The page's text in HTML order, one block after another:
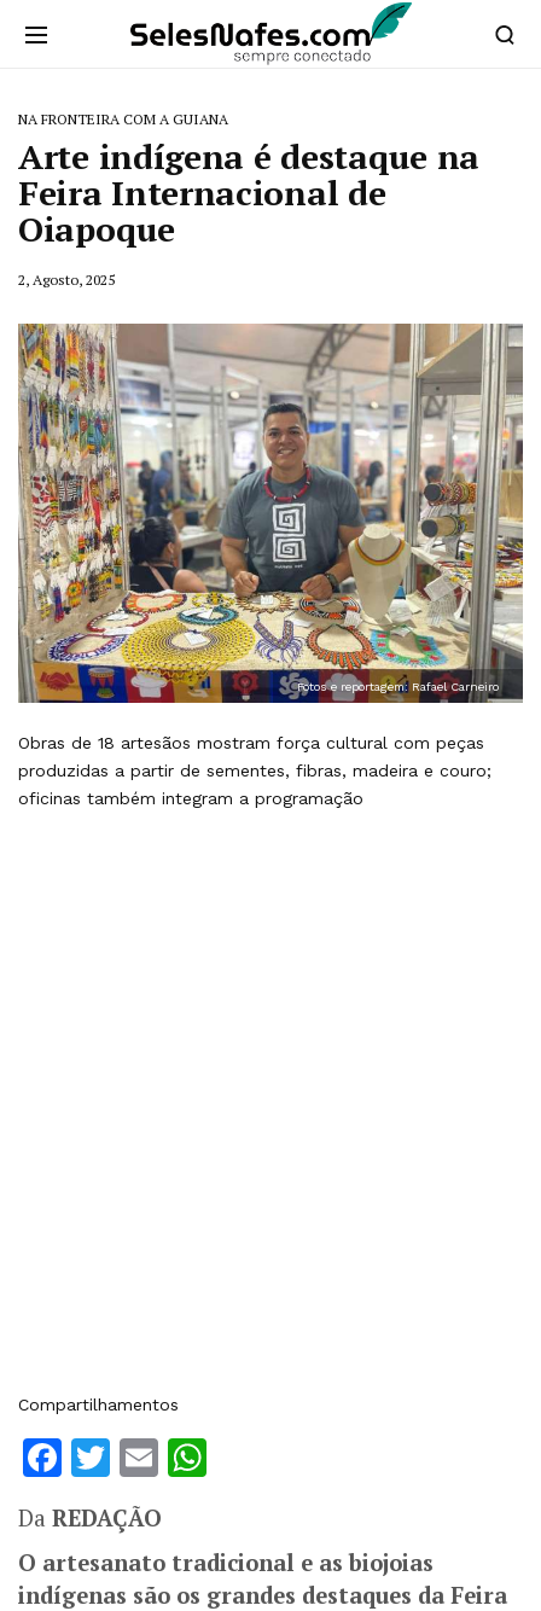
NA FRONTEIRA COM A GUIANA
Arte indígena é destaque na
Feira Internacional de
Oiapoque
2, Agosto, 2025
Fotos e reportagem: Rafael Carneiro
Obras de 18 artesãos mostram força cultural com peças
produzidas a partir de sementes, fibras, madeira e couro;
oficinas também integram a programação
Compartilhamentos
Facebook
Twitter
Email
Da REDAÇÃO
O artesanato tradicional e as biojoias
indígenas são os grandes destaques da Feira